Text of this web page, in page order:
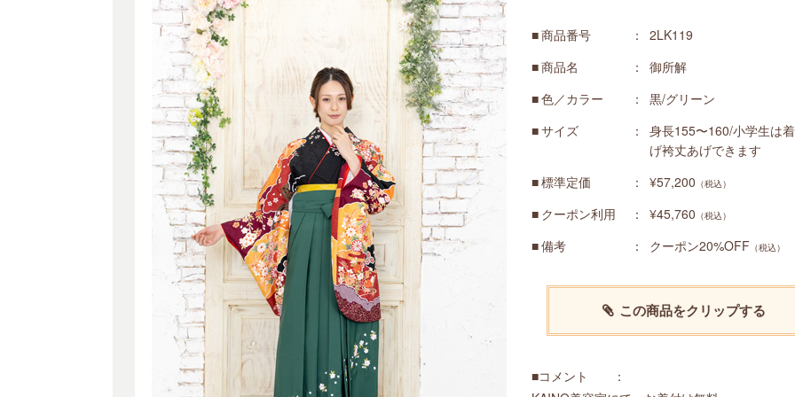
商品番号
2LK119
商品名
御所解
色／カラー
黒/グリーン
サイズ
身長155〜160/小学生は
げ袴丈あげできます
標準定価
¥57,200 （税込）
クーポン利用 ¥45,760 （税込）
備考 クーポン20%OFF （税込）
この商品をクリップする
■コメント ：